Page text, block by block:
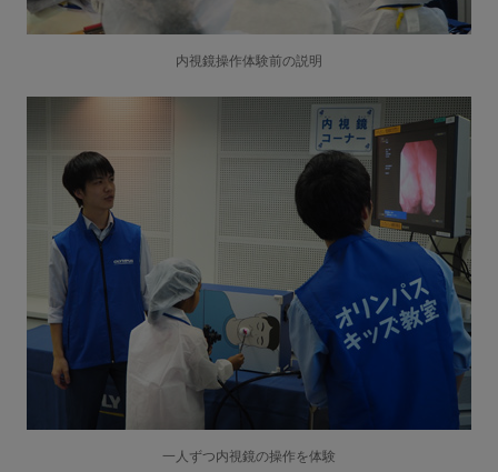
内視鏡操作体験前の説明
一人ずつ内視鏡の操作を体験